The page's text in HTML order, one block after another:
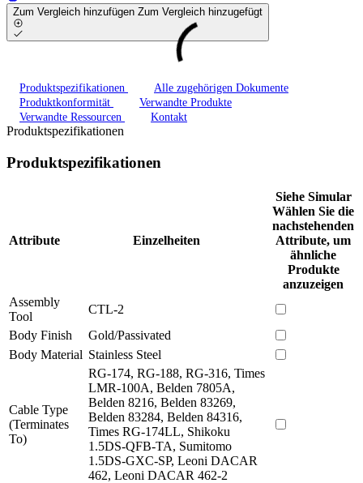
Zum Vergleich hinzufügen Zum Vergleich hinzugefügt
Produktspezifikationen
Alle zugehörigen Dokumente
Produktkonformität
Verwandte Produkte
Verwandte Ressourcen
Kontakt
Produktspezifikationen
Produktspezifikationen
Attribute Einzelheiten
Siehe Simular
Wählen Sie die
nachstehenden
Attribute, um
ähnliche
Produkte
anzuzeigen
Assembly
Tool
CTL-2
Body Finish
Gold/Passivated
Body Material Stainless Steel
Cable Type
(Terminates
To)
RG-174, RG-188, RG-316, Times
LMR-100A, Belden 7805A,
Belden 8216, Belden 83269,
Belden 83284, Belden 84316,
Times RG-174LL, Shikoku
1.5DS-QFB-TA, Sumitomo
1.5DS-GXC-SP, Leoni DACAR
462, Leoni DACAR 462-2